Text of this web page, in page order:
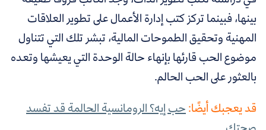
بينها، فبينماتركز كتب إدارة الأعمال على تطوير العلاقات
المهنية وتحقيق الطموحات المالية، تبشر تلك التي تتناول
موضوع الحب قارئها بإنهاء حالة الوحدة التي يعيشها وتعده
بالعثور على الحب الحالم.
قد يعجبك أيضًا:حب إيه؟ الرومانسية الحالمة قد تفسد